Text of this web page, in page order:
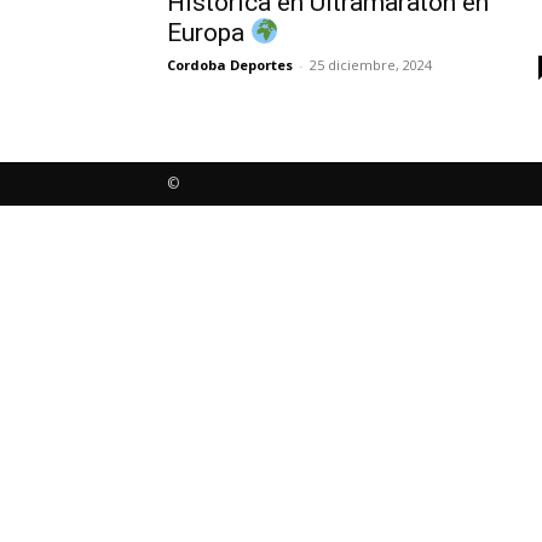
Europa
Cordoba Deportes - 25 diciembre, 2024
©